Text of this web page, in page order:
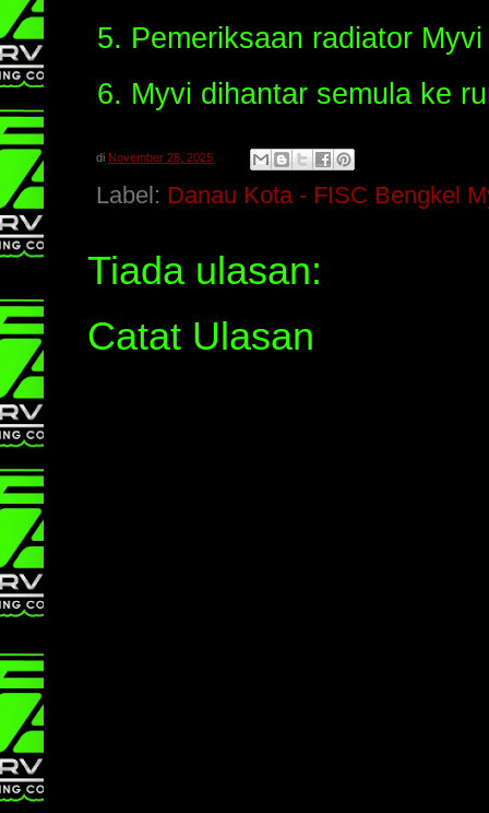
Pemeriksaan radiator
Myvi dihantar semula ke
di November 28, 2025
Label: Danau Kota - FISC Bengkel
Tiada ulasan:
Catat Ulasan